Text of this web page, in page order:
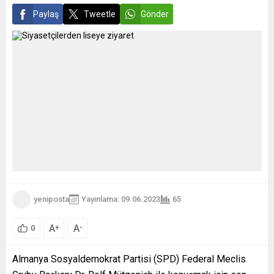
Paylaş Tweetle Gönder
yeniposta Yayınlama: 09.06.2023 65
0 A+ A-
Almanya Sosyaldemokrat Partisi (SPD) Federal Meclis